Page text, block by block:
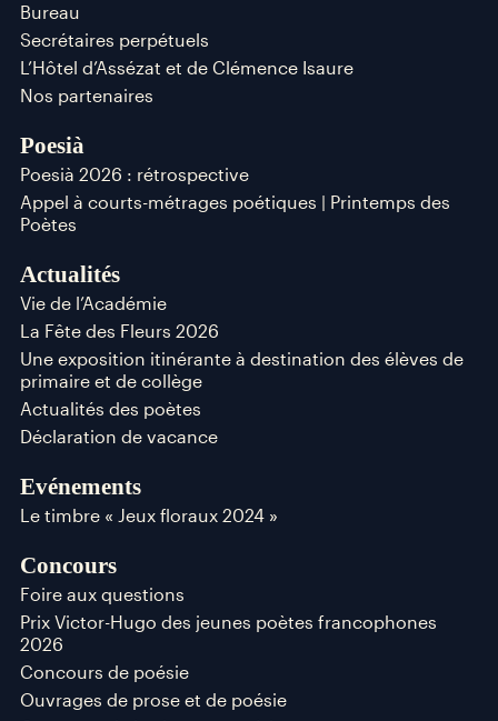
Bureau
Secrétaires perpétuels
L’Hôtel d’Assézat et de Clémence Isaure
Nos partenaires
Poesià
Poesià 2026 : rétrospective
Appel à courts-métrages poétiques | Printemps des
Poètes
Actualités
Vie de l’Académie
La Fête des Fleurs 2026
Une exposition itinérante à destination des élèves de
primaire et de collège
Actualités des poètes
Déclaration de vacance
Evénements
Le timbre « Jeux floraux 2024 »
Concours
Foire aux questions
Prix Victor-Hugo des jeunes poètes francophones
2026
Concours de poésie
Ouvrages de prose et de poésie